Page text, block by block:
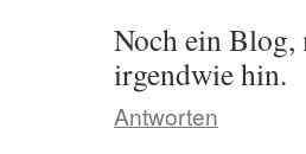
Noch ein Blog,
irgendwie hin.
Antworten